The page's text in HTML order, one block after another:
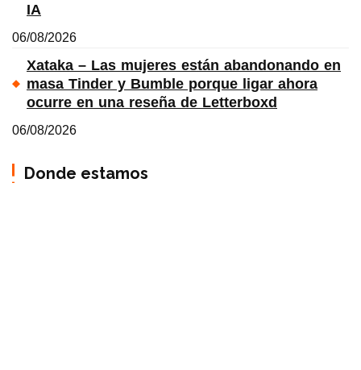
IA
06/08/2026
Xataka – Las mujeres están abandonando en
masa Tinder y Bumble porque ligar ahora
ocurre en una reseña de Letterboxd
06/08/2026
Donde estamos